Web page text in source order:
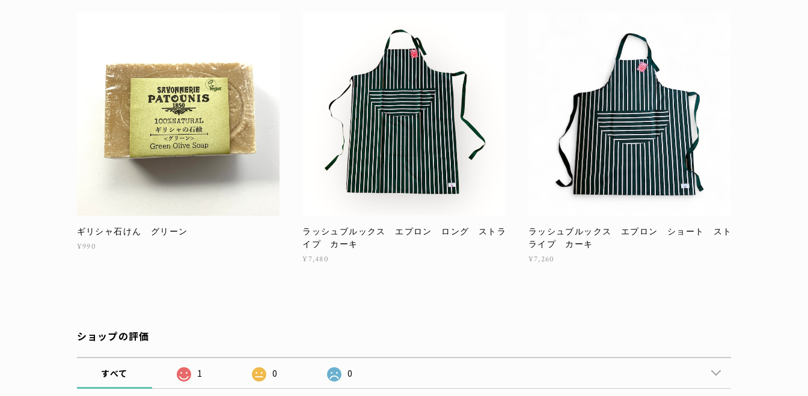
ギリシャ石けん グリーン
¥990
ラッシュブルックス エプロン ロング ストラ
イプ カーキ
¥7,480
ラッシュブルックス エプロン ショート スト
ライプ カーキ
¥7,260
ショップの評価
すべて 1 0 0